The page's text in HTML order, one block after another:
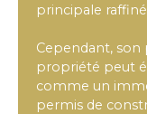
principale
Cependant, son
propriété peut
comme un
permis de